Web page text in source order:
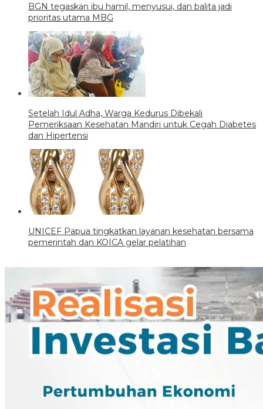
BGN tegaskan ibu hamil, menyusui, dan balita jadi
prioritas utama MBG
Setelah Idul Adha, Warga Kedurus Dibekali
Pemeriksaan Kesehatan Mandiri untuk Cegah Diabetes
dan Hipertensi
UNICEF Papua tingkatkan layanan kesehatan bersama
pemerintah dan KOICA gelar pelatihan